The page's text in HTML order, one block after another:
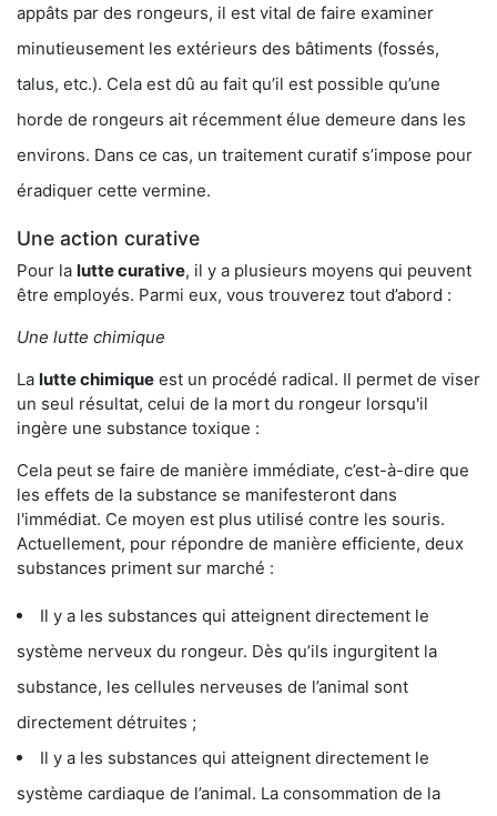
appâts par des rongeurs, il est vital de faire examiner
minutieusement les extérieurs des bâtiments (fossés,
talus, etc.). Cela est dû au fait qu’il est possible qu’une
horde de rongeurs ait récemment élue demeure dans les
environs. Dans ce cas, un traitement curatif s’impose pour
éradiquer cette vermine.
Une action curative
Pour la lutte curative, il y a plusieurs moyens qui peuvent
être employés. Parmi eux, vous trouverez tout d’abord :
Une lutte chimique
La lutte chimique est un procédé radical. Il permet de viser
un seul résultat, celui de la mort du rongeur lorsqu'il
ingère une substance toxique :
Cela peut se faire de manière immédiate, c’est-à-dire que
les effets de la substance se manifesteront dans
l'immédiat. Ce moyen est plus utilisé contre les souris.
Actuellement, pour répondre de manière efficiente, deux
substances priment sur marché :
Il y a les substances qui atteignent directement le
système nerveux du rongeur. Dès qu’ils ingurgitent la
substance, les cellules nerveuses de l’animal sont
directement détruites ;
Il y a les substances qui atteignent directement le
système cardiaque de l’animal. La consommation de la